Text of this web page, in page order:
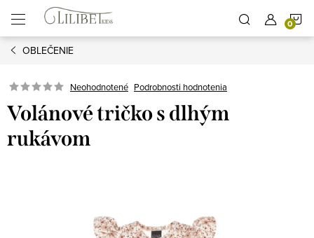
obsah
OBLEČENIE
Neohodnotené Podrobnosti hodnotenia
Volánové tričko s dlhým
rukávom